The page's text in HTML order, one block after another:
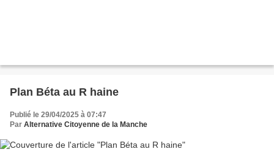
Plan Béta au R haine
Publié le 29/04/2025 à 07:47
Par Alternative Citoyenne de la Manche